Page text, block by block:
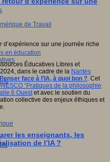
de Travail
en éducation
Éducatives Libres et
dans le cadre de la Nantes
Penser face à l’IA, à quoi bon ?. Cet
“Pratiques de la philosophie
6 Ouestet avec le soutien du
collective des enjeux éthiques et
les enseignants, les
de l’IA ?